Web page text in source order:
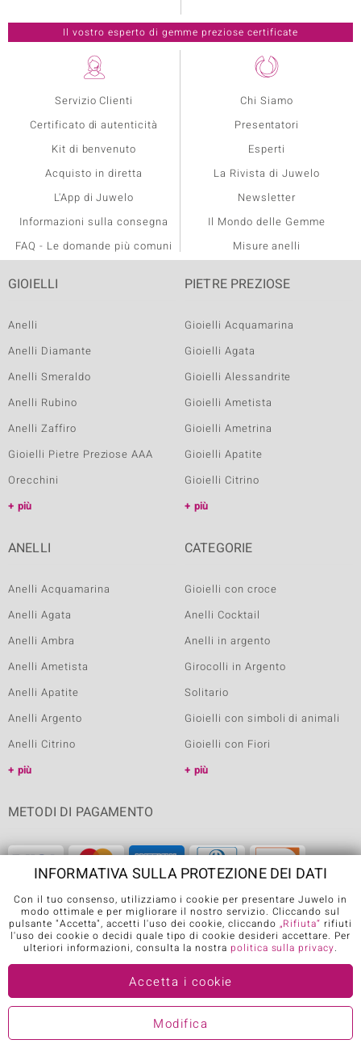
Servizio Clienti
Certificato di autenticità
Kit di benvenuto
Acquisto in diretta
L'App di Juwelo
Informazioni sulla consegna
FAQ - Le domande più comuni
Chi Siamo
Presentatori
Esperti
La Rivista di Juwelo
Newsletter
Il Mondo delle Gemme
Misure anelli
GIOIELLI
Anelli
Anelli Diamante
Anelli Smeraldo
Anelli Rubino
Anelli Zaffiro
Gioielli Pietre Preziose AAA
Orecchini
più
PIETRE PREZIOSE
Gioielli Acquamarina
Gioielli Agata
Gioielli Alessandrite
Gioielli Ametista
Gioielli Ametrina
Gioielli Apatite
Gioielli Citrino
più
ANELLI
Anelli Acquamarina
Anelli Agata
Anelli Ambra
Anelli Ametista
Anelli Apatite
Anelli Argento
Anelli Citrino
più
CATEGORIE
Gioielli con croce
Anelli Cocktail
Anelli in argento
Girocolli in Argento
Solitario
Gioielli con simboli di animali
Gioielli con Fiori
più
METODI DI PAGAMENTO
SPEDIZIONE
APP DI JUWELO
INFORMATIVA SULLA PROTEZIONE DEI DATI
Con il tuo consenso, utilizziamo i cookie per presentare Juwelo in
modo ottimale e per migliorare il nostro servizio. Cliccando sul
pulsante "Accetta", accetti l'uso dei cookie, cliccando „Rifiuta“ rifiuti
l'uso dei cookie o decidi quale tipo di cookie desideri accettare. Per
ulteriori informazioni, consulta la nostra politica sulla privacy.
Accetta i cookie
Modifica